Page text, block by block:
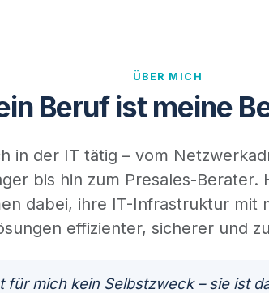
ÜBER MICH
Beruf ist meine
in der IT tätig – vom
bis hin zum Presales-Berater.
dabei, ihre IT-Infrastruktur mit
effizienter, sicherer und
für mich kein Selbstzweck – sie ist